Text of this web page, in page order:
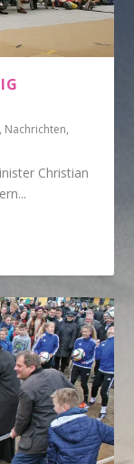
, Nachrichten,
Christian